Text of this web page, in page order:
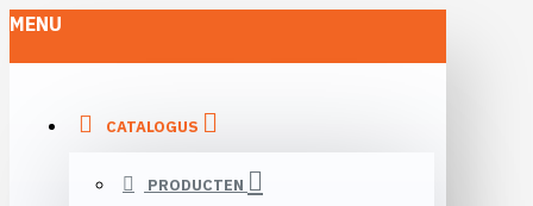
MENU
CATALOGUS
PRODUCTEN